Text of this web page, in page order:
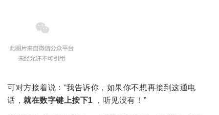
可对方接着说：“我告诉你，如果你不想再接到这通电
话，就在数字键上按下1 ，听见没有！”